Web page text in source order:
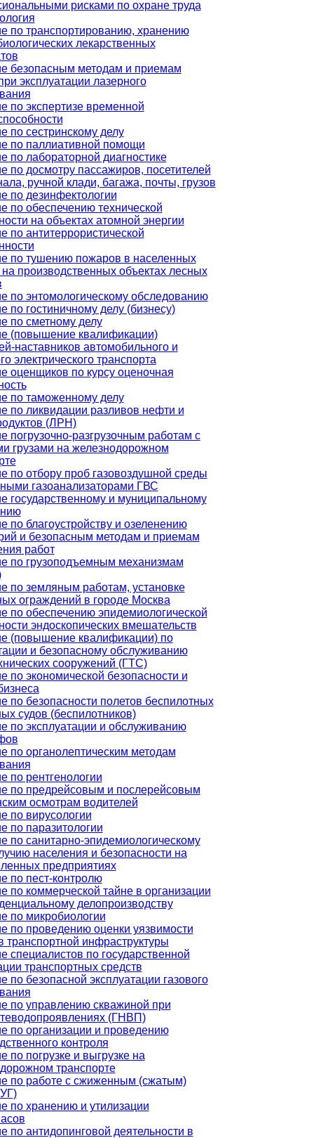
рисками по охране труда
по транспортированию, хранению
лекарственных
безопасным методам и приемам
эксплуатации лазерного
по экспертизе временной
по сестринскому делу
по паллиативной помощи
по лабораторной диагностике
по досмотру пассажиров, посетителей
ручной клади, багажа, почты, грузов
по дезинфектологии
по обеспечению технической
на объектах атомной энергии
по антитеррористической
по тушению пожаров в населенных
на производственных объектах лесных
по энтомологическому обследованию
по гостиничному делу (бизнесу)
по сметному делу
(повышение квалификации)
наставников автомобильного и
электрического транспорта
оценщиков по курсу оценочная
по таможенному делу
по ликвидации разливов нефти и
(ЛРН)
погрузочно-разгрузочным работам с
грузами на железнодорожном
по отбору проб газовоздушной среды
газоанализаторами ГВС
государственному и муниципальному
по благоустройству и озеленению
и безопасным методам и приемам
работ
по грузоподъемным механизмам
по земляным работам, установке
ограждений в городе Москва
по обеспечению эпидемиологической
эндоскопических вмешательств
(повышение квалификации) по
и безопасному обслуживанию
сооружений (ГТС)
по экономической безопасности и
по безопасности полетов беспилотных
судов (беспилотников)
по эксплуатации и обслуживанию
по органолептическим методам
по рентгенологии
по предрейсовым и послерейсовым
осмотрам водителей
по вирусологии
по паразитологии
по санитарно-эпидемиологическому
населения и безопасности на
предприятиях
по пест-контролю
по коммерческой тайне в организации
делопроизводству
по микробиологии
по проведению оценки уязвимости
транспортной инфраструктуры
специалистов по государственной
транспортных средств
по безопасной эксплуатации газового
по управлению скважиной при
(ГНВП)
по организации и проведению
контроля
по погрузке и выгрузке на
транспорте
по работе с сжиженным (сжатым)
по хранению и утилизации
по антидопинговой деятельности в